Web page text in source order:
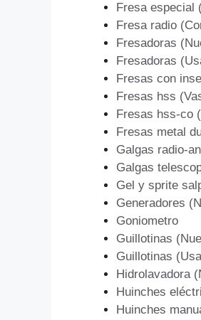
Fresa especial
Fresa radio
Fresadoras
Fresadoras
Fresas con
Fresas hss
Fresas hss-co
Fresas metal
Galgas radio-
Galgas
Gel y sprite
Generadores
Goniometro
Guillotinas
Guillotinas
Hidrolavadora
Huinches
Huinches